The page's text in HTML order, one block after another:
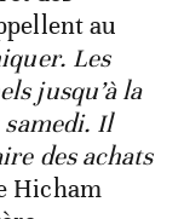
au
Les
jusqu’à la
samedi. Il
des achats
Hicham